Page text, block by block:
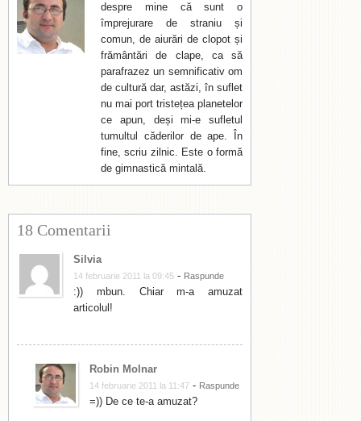
despre mine că sunt o
împrejurare de straniu și
comun, de aiurări de clopot și
frământări de clape, ca să
parafrazez un semnificativ om
de cultură dar, astăzi, în suflet
nu mai port tristețea planetelor
ce apun, deși mi-e sufletul
tumultul căderilor de ape. În
fine, scriu zilnic. Este o formă
de gimnastică mintală.
18 Comentarii
Silvia
14 februarie 2011 la 09:45 - Raspunde
:)) mbun. Chiar m-a amuzat
articolul!
Robin Molnar
14 februarie 2011 la 11:47 - Raspunde
=)) De ce te-a amuzat?